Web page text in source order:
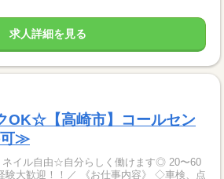
求人詳細を見る
OK☆【高崎市】コールセン
可≫
ネイル自由☆自分らしく働けます◎ 20〜60